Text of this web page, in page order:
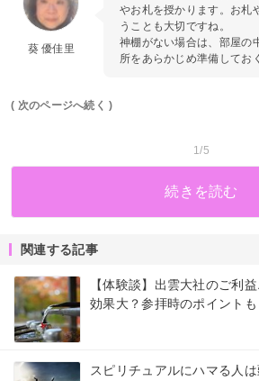
葵 優佳里
やお札を授かります。お札
うことも大切ですね。
神棚がない場合は、部屋の
所をあらかじめ準備してお
( 次のページへ続く )
1/5
続きを読む
関連する記事
【体験談】出雲大社のご利
効果大？参拝時のポイントも
スピリチュアルにハマる人